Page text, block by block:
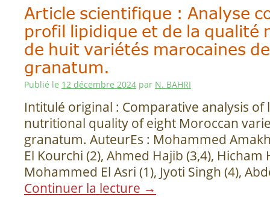
Article scientifique : Analyse
profil lipidique et de la qualité
de huit variétés marocaines
granatum.
Publié le 12 décembre 2024 par N. BAHRI
Intitulé original : Comparative analysis
nutritional quality of eight Moroccan
granatum. AuteurEs : Mohammed
El Kourchi (2), Ahmed Hajib (3,4), Hicham
Mohammed El Asri (1), Jyoti Singh (4),
Continuer la lecture →